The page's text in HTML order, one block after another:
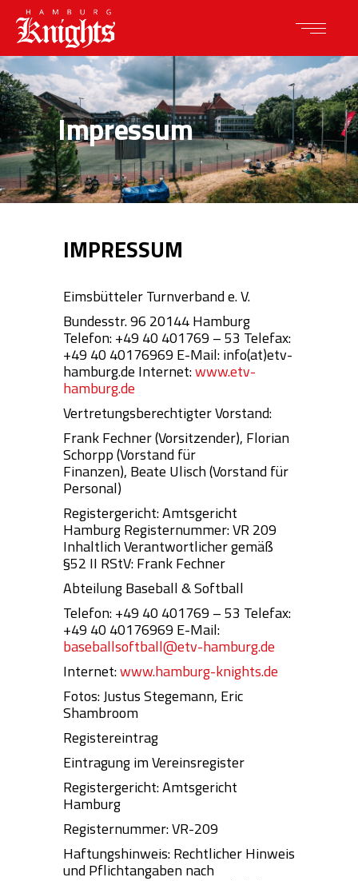
Impressum
IMPRESSUM
Eimsbütteler Turnverband e. V.
Bundesstr. 96 20144 Hamburg
Telefon: +49 40 401769 – 53 Telefax:
+49 40 40176969 E-Mail: info(at)etv-
hamburg.de Internet:www.etv-
hamburg.de
Vertretungsberechtigter Vorstand:
Frank Fechner (Vorsitzender), Florian
Schorpp (Vorstand für
Finanzen), Beate Ulisch (Vorstand für
Personal)
Registergericht: Amtsgericht
HamburgRegisternummer: VR 209
Inhaltlich Verantwortlicher gemäß
§52 II RStV:Frank Fechner
Abteilung Baseball & Softball
Telefon: +49 40 401769 – 53 Telefax:
+49 40 40176969 E-Mail:
baseballsoftball@etv-hamburg.de
Internet:www.hamburg-knights.de
Fotos: Justus Stegemann, Eric
Shambroom
Registereintrag
Eintragung im Vereinsregister
Registergericht: Amtsgericht
Hamburg
Registernummer: VR-209
Haftungshinweis:Rechtlicher Hinweis
und Pflichtangaben nach